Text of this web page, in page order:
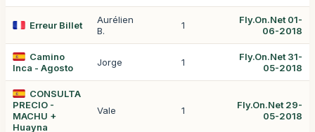
Erreur Billet
Aurélien
B.
1
Fly.On.Net 01-
06-2018
Camino
Inca - Agosto
Jorge 1
Fly.On.Net 31-
05-2018
CONSULTA
PRECIO -
MACHU +
Huayna
Vale 1
Fly.On.Net 29-
05-2018